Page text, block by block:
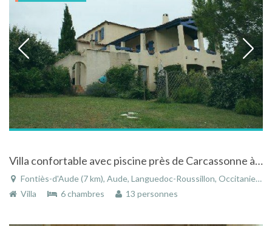
Villa confortable avec piscine près de Carcassonne à Fontiès-d'Aude dans le Languedoc-Roussillon
Fontiès-d'Aude (7 km), Aude, Languedoc-Roussillon, Occitanie, France
Villa
6 chambres 13 personnes